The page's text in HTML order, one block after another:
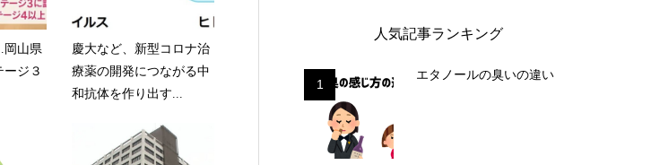
山県
ジ３
慶大など、新型コロナ治
療薬の開発につながる中
和抗体を作り出す...
人気記事ランキング
1
エタノールの臭いの違い